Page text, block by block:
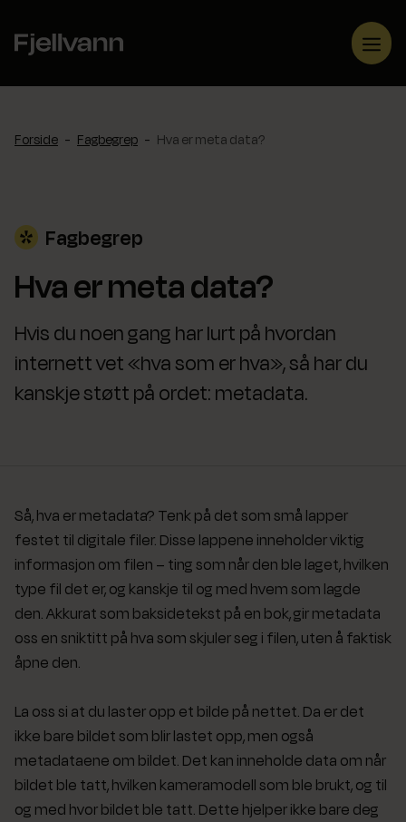
innhold
Forside - Fagbegrep - Hva er meta data?
Fagbegrep
Hva er meta data?
Hvis du noen gang har lurt på hvordan
internett vet «hva som er hva», så har du
kanskje støtt på ordet: metadata.
Så, hva er metadata? Tenk på det som små lapper
festet til digitale filer. Disse lappene inneholder viktig
informasjon om filen – ting som når den ble laget, hvilken
type fil det er, og kanskje til og med hvem som lagde
den. Akkurat som baksidetekst på en bok, gir metadata
oss en sniktitt på hva som skjuler seg i filen, uten å faktisk
åpne den.
La oss si at du laster opp et bilde på nettet. Da er det
ikke bare bildet som blir lastet opp, men også
metadataene om bildet. Det kan inneholde data om når
bildet ble tatt, hvilken kameramodell som ble brukt, og til
og med hvor bildet ble tatt. Dette hjelper ikke bare deg